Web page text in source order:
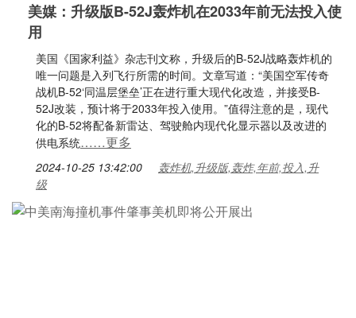
美媒：升级版B-52J轰炸机在2033年前无法投入使
用
美国《国家利益》杂志刊文称，升级后的B-52J战略轰炸机的
唯一问题是入列飞行所需的时间。文章写道：“美国空军传奇
战机B-52‘同温层堡垒’正在进行重大现代化改造，并接受B-
52J改装，预计将于2033年投入使用。”值得注意的是，现代
化的B-52将配备新雷达、驾驶舱内现代化显示器以及改进的
供电系统……更多
2024-10-25 13:42:00
轰炸机,升级版,轰炸,年前,投入,升
级